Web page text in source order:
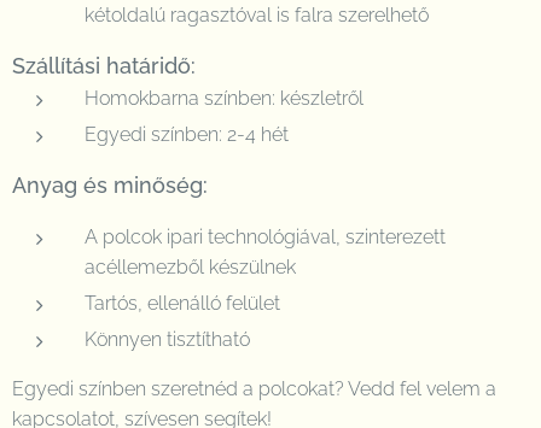
kétoldalú ragasztóval is falra szerelhető
Szállítási határidő:
Homokbarna színben: készletről
Egyedi színben: 2-4 hét
Anyag és minőség:
A polcok ipari technológiával, szinterezett
acéllemezből készülnek
Tartós, ellenálló felület
Könnyen tisztítható
Egyedi színben szeretnéd a polcokat? Vedd fel velem a
kapcsolatot, szívesen segítek!